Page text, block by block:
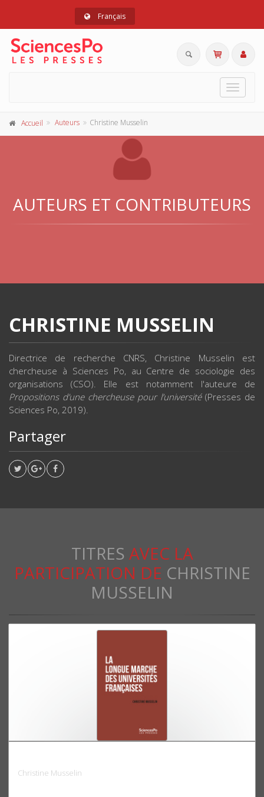
Français
Toggle
Accueil Auteurs Christine Musselin
AUTEURS ET CONTRIBUTEURS
CHRISTINE MUSSELIN
Directrice de recherche CNRS, Christine Musselin est
chercheuse à Sciences Po, au Centre de sociologie des
organisations (CSO). Elle est notamment l'auteure de
Propositions d’une chercheuse pour l’université(Presses de
Sciences Po, 2019).
Partager
TITRES AVEC LA
PARTICIPATION DE CHRISTINE
MUSSELIN
Christine Musselin